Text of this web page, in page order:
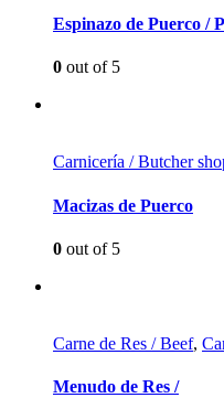
Espinazo de Puerco /
0 out of 5
Carnicería / Butcher
Macizas de Puerco
0 out of 5
Carne de Res / Beef,
Menudo de Res /